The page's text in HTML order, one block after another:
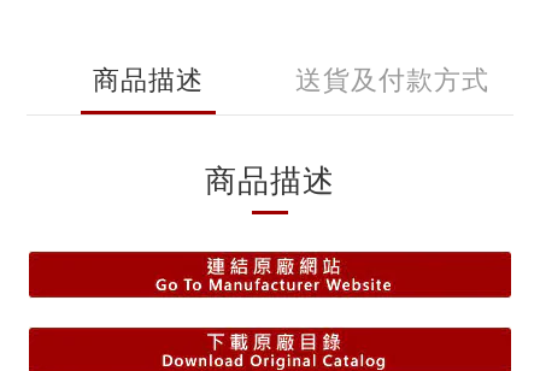
商品描述 送貨及付款方式
商品描述